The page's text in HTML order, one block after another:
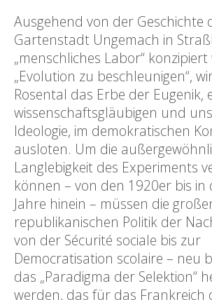
Ausgehend von der Geschichte
Gartenstadt Ungemach in
„menschliches Labor“
„Evolution zu beschleunigen“,
Rosental das Erbe der Eugenik,
wissenschaftsgläubigen und
Ideologie, im demokratischen
ausloten. Um die
Langlebigkeit des Experiments
können – von den 1920er bis in
Jahre hinein – müssen die
republikanischen Politik der
von der Sécurité sociale bis zur
Democratisation scolaire – neu
das „Paradigma der Selektion“
werden, das für das Frankreich